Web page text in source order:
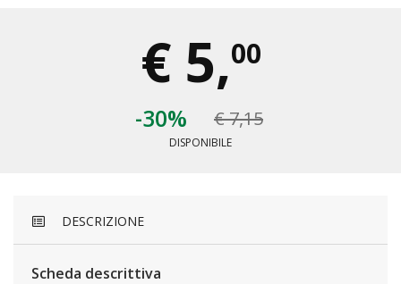
€ 5,00
-30% € 7,15
DISPONIBILE
DESCRIZIONE
Scheda descrittiva